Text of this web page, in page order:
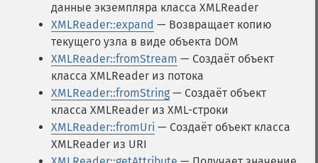
данные экземпляра класса XMLReader
XMLReader::expand — Возвращает копию
текущего узла в виде объекта DOM
XMLReader::fromStream — Создаёт объект
класса XMLReader из потока
XMLReader::fromString — Создаёт объект
класса XMLReader из XML-строки
XMLReader::fromUri — Создаёт объект класса
XMLReader из URI